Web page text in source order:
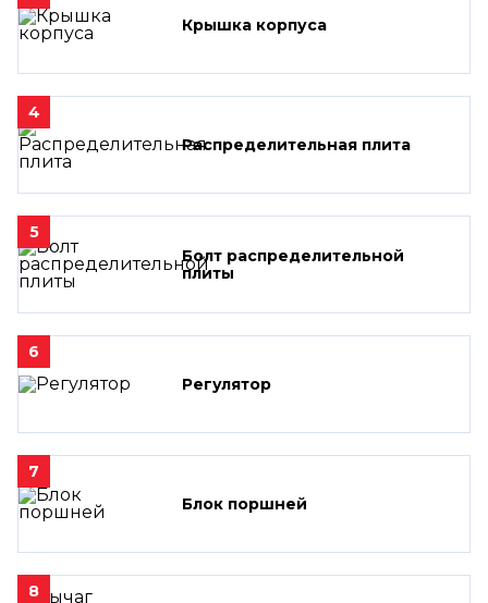
Крышка корпуса
4
Распределительная плита
5
Болт распределительной
плиты
6
Регулятор
7
Блок поршней
8